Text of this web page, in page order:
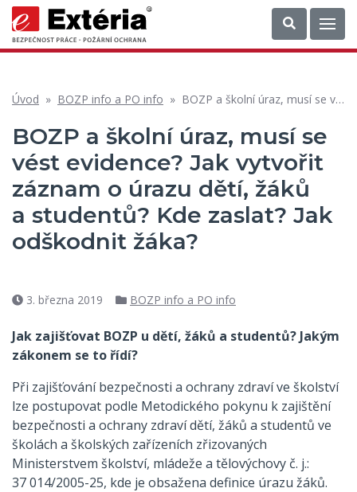
Úvod » BOZP info a PO info » BOZP a školní úraz, musí se vést evidence? Jak vytvořit záznam o úrazu dětí, žáků a studentů? Kde zaslat? Jak odškodnit žáka?
BOZP a školní úraz, musí se
vést evidence? Jak vytvořit
záznam o úrazu dětí, žáků
a studentů? Kde zaslat? Jak
odškodnit žáka?
Datum
3. března 2019 Rubriky
BOZP info a PO info
Jak zajišťovat BOZP u dětí, žáků a studentů? Jakým
zákonem se to řídí?
Při zajišťování bezpečnosti a ochrany zdraví ve školství
lze postupovat podle Metodického pokynu k zajištění
bezpečnosti a ochrany zdraví dětí, žáků a studentů ve
školách a školských zařízeních zřizovaných
Ministerstvem školství, mládeže a tělovýchovy č. j.:
37 014/2005-25, kde je obsažena definice úrazu žáků.